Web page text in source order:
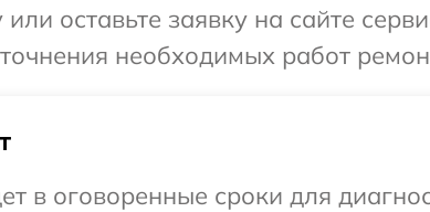
оставьте заявку на сайте
необходимых работ
в оговоренные сроки для